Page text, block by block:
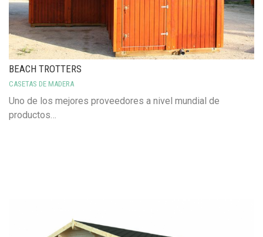
BEACH TROTTERS
CASETAS DE MADERA
Uno de los mejores proveedores a nivel mundial de
productos…